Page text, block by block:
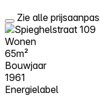
Zie alle
Wonen
65m²
Bouwjaar
1961
Energielabel